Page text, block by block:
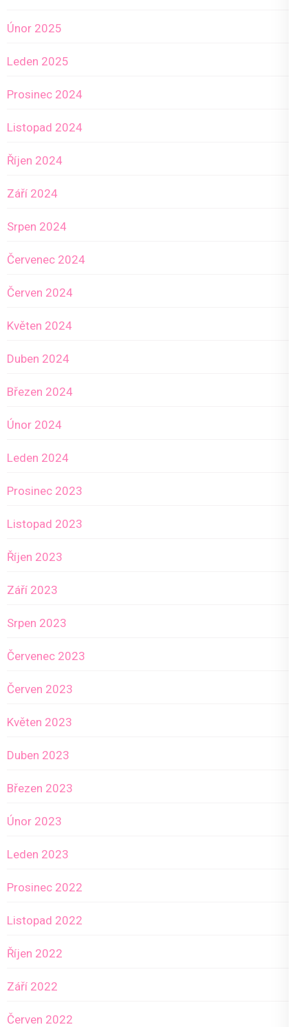
Únor 2025
Leden 2025
Prosinec 2024
Listopad 2024
Říjen 2024
Září 2024
Srpen 2024
Červenec 2024
Červen 2024
Květen 2024
Duben 2024
Březen 2024
Únor 2024
Leden 2024
Prosinec 2023
Listopad 2023
Říjen 2023
Září 2023
Srpen 2023
Červenec 2023
Červen 2023
Květen 2023
Duben 2023
Březen 2023
Únor 2023
Leden 2023
Prosinec 2022
Listopad 2022
Říjen 2022
Září 2022
Červen 2022